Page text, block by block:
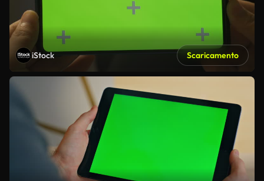
iStock Scaricamento